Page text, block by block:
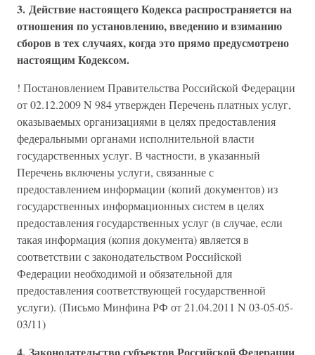
3. Действие настоящего Кодекса распространяется на
отношения по установлению, введению и взиманию
сборов в тех случаях, когда это прямо предусмотрено
настоящим Кодексом.
! Постановлением Правительства Российской Федерации
от 02.12.2009 N 984 утвержден Перечень платных услуг,
оказываемых организациями в целях предоставления
федеральными органами исполнительной власти
государственных услуг. В частности, в указанный
Перечень включены услуги, связанные с
предоставлением информации (копий документов) из
государственных информационных систем в целях
предоставления государственных услуг (в случае, если
такая информация (копия документа) является в
соответствии с законодательством Российской
Федерации необходимой и обязательной для
предоставления соответствующей государственной
услуги). (Письмо Минфина РФ от 21.04.2011 N 03-05-05-
03/11)